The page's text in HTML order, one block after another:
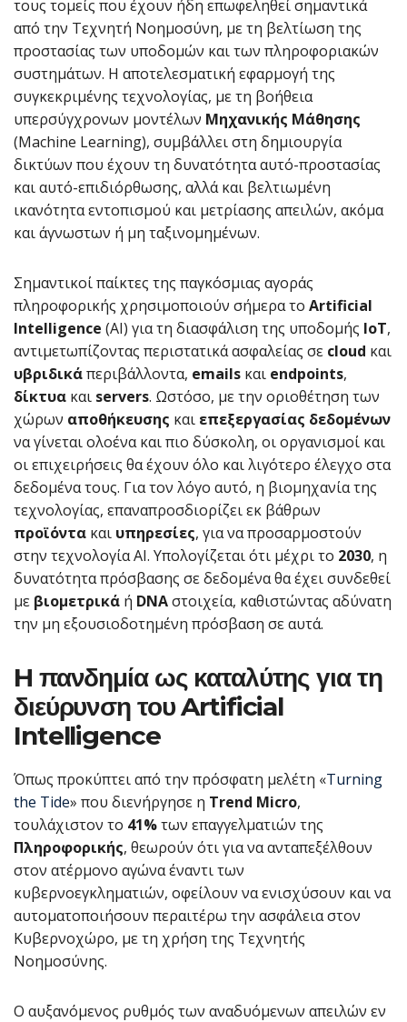
τους τομείς που έχουν ήδη επωφεληθεί σημαντικά
από την Τεχνητή Νοημοσύνη, με τη βελτίωση της
προστασίας των υποδομών και των πληροφοριακών
συστημάτων. Η αποτελεσματική εφαρμογή της
συγκεκριμένης τεχνολογίας, με τη βοήθεια
υπερσύγχρονων μοντέλων Μηχανικής Μάθησης
(Machine Learning), συμβάλλει στη δημιουργία
δικτύων που έχουν τη δυνατότητα αυτό-προστασίας
και αυτό-επιδιόρθωσης, αλλά και βελτιωμένη
ικανότητα εντοπισμού και μετρίασης απειλών, ακόμα
και άγνωστων ή μη ταξινομημένων.
Σημαντικοί παίκτες της παγκόσμιας αγοράς
πληροφορικής χρησιμοποιούν σήμερα το Artificial
Intelligence (ΑΙ) για τη διασφάλιση της υποδομής IoT,
αντιμετωπίζοντας περιστατικά ασφαλείας σε cloud και
υβριδικάπεριβάλλοντα, emails και endpoints,
δίκτυα και servers. Ωστόσο, με την οριοθέτηση των
χώρων αποθήκευσης και επεξεργασίας δεδομένων
να γίνεται ολοένα και πιο δύσκολη, οι οργανισμοί και
οι επιχειρήσεις θα έχουν όλο και λιγότερο έλεγχο στα
δεδομένα τους. Για τον λόγο αυτό, η βιομηχανία της
τεχνολογίας, επαναπροσδιορίζει εκ βάθρων
προϊόντα και υπηρεσίες, για να προσαρμοστούν
στην τεχνολογία AI. Υπολογίζεται ότι μέχρι το 2030, η
δυνατότητα πρόσβασης σε δεδομένα θα έχει συνδεθεί
με βιομετρικά ή DNAστοιχεία, καθιστώντας αδύνατη
την μη εξουσιοδοτημένη πρόσβαση σε αυτά.
H πανδημία ως καταλύτης για τη
διεύρυνση τουArtificial
Intelligence
Όπως προκύπτει από την πρόσφατη μελέτη «Turning
the Tide» που διενήργησε η Trend Micro,
τουλάχιστον το 41%των επαγγελματιών της
Πληροφορικής, θεωρούν ότι για να ανταπεξέλθουν
στον ατέρμονο αγώνα έναντι των
κυβερνοεγκληματιών, οφείλουν να ενισχύσουν και να
αυτοματοποιήσουν περαιτέρω την ασφάλεια στον
Κυβερνοχώρο, με τη χρήση της Τεχνητής
Νοημοσύνης.
Ο αυξανόμενος ρυθμός των αναδυόμενων απειλών εν